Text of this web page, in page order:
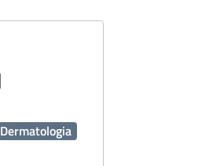
Dermatologia